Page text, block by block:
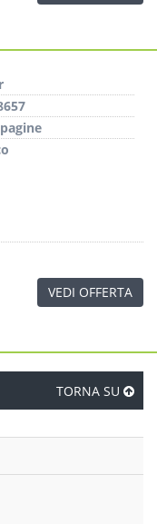
VEDI OFFERTA
TORNA SU